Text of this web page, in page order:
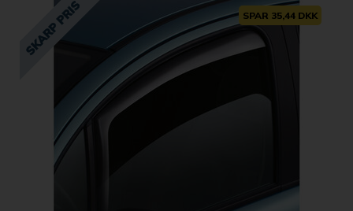
SPAR 35,44 DKK